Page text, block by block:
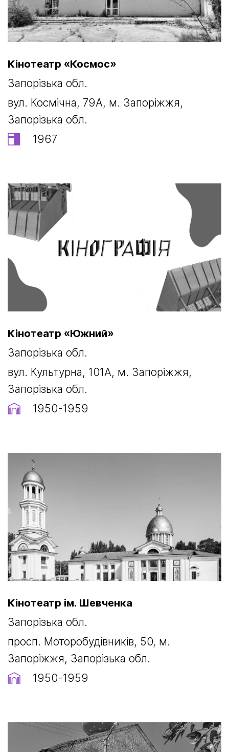
Кінотеатр «Космос»
Запорізька обл.
вул. Космічна, 79А, м. Запоріжжя,
Запорізька обл.
1967
Кінотеатр «Южний»
Запорізька обл.
вул. Культурна, 101А, м. Запоріжжя,
Запорізька обл.
1950-1959
Кінотеатр ім. Шевченка
Запорізька обл.
просп. Моторобудівників, 50, м.
Запоріжжя, Запорізька обл.
1950-1959